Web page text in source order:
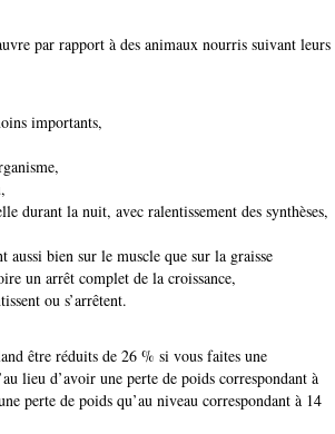
par rapport à des animaux nourris suivant leurs
importants,
durant la nuit, avec ralentissement des synthèses,
aussi bien sur le muscle que sur la graisse
un arrêt complet de la croissance,
ou s’arrêtent.
être réduits de 26 % si vous faites une
lieu d’avoir une perte de poids correspondant à
perte de poids qu’au niveau correspondant à 14